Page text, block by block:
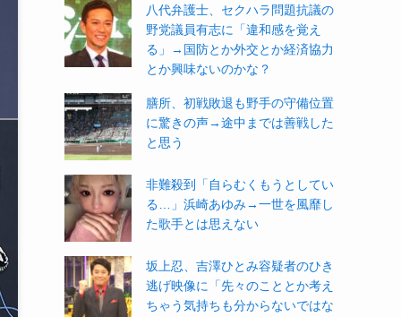
八代弁護士、セクハラ問題抗議の
野党議員有志に「違和感を覚え
る」→国防とか外交とか経済協力
とか興味ないのかな？
膳所、初戦敗退も野手の守備位置
に驚きの声→途中までは善戦した
と思う
非難殺到「自らむくもうとしてい
る…」浜崎あゆみ→一世を風靡し
た歌手とは思えない
坂上忍、吉澤ひとみ容疑者のひき
逃げ映像に「先々のこととか考え
ちゃう気持ちも分からないではな